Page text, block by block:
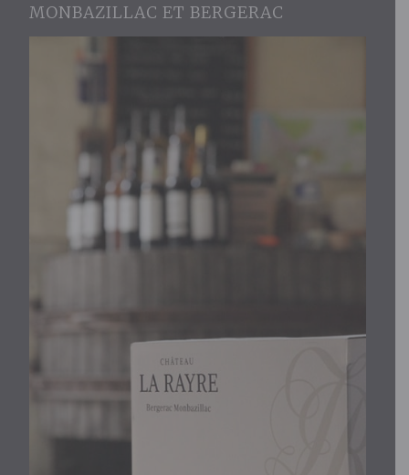
MONBAZILLAC ET BERGERAC